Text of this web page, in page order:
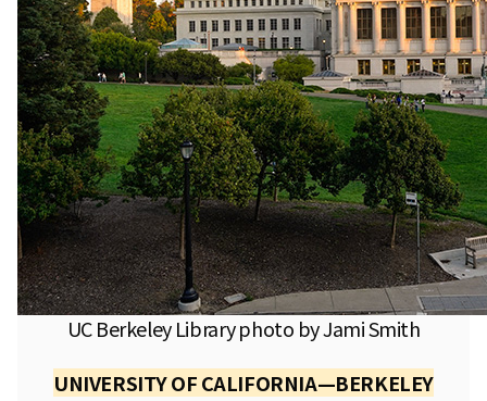
UC Berkeley Library photo by Jami Smith
UNIVERSITY OF CALIFORNIA—BERKELEY